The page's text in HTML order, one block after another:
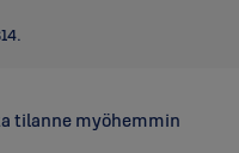
tilanne myöhemmin